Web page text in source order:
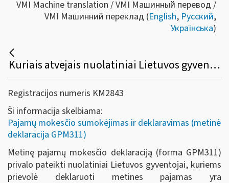
VMI Machine translation / VMI Машинный перевод /
VMI Машинний переклад (English, Русский,
Українська)
Kuriais atvejais nuolatiniai Lietuvos gyventojai privalo deklaruoti 2021 - 2025 metų pajamas?
Registracijos numeris KM2843
Ši informacija skelbiama:
Pajamų mokesčio sumokėjimas ir deklaravimas (metinė
deklaracija GPM311)
Metinę pajamų mokesčio deklaraciją (forma GPM311)
privalo pateikti nuolatiniai Lietuvos gyventojai, kuriems
prievolė deklaruoti metines pajamas yra